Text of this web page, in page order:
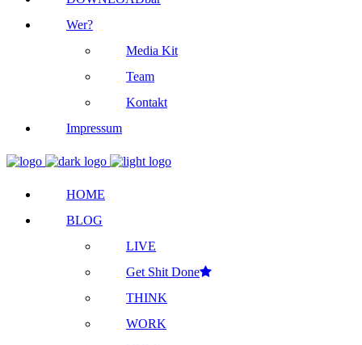
Wer?
Media Kit
Team
Kontakt
Impressum
HOME
BLOG
LIVE
Get Shit Done
THINK
WORK